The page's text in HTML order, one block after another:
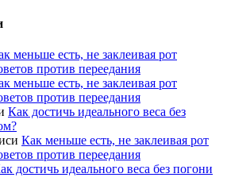
меньше есть, не заклеивая рот
против переедания
меньше есть, не заклеивая рот
против переедания
Как достичь идеального веса без
Как меньше есть, не заклеивая рот
против переедания
достичь идеального веса без погони